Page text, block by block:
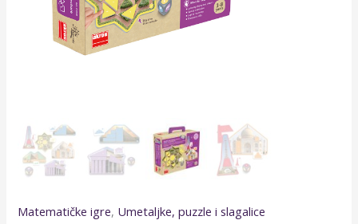
Matematičke igre, Umetaljke, puzzle i slagalice